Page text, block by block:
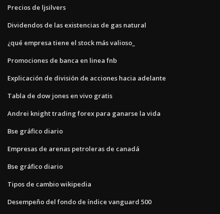
Precios de ljsilvers
Dividendos de las existencias de gas natural
¿qué empresa tiene el stock más valioso_
Promociones de banca en linea fnb
Explicación de división de acciones hacia adelante
Tabla de dow jones en vivo gratis
Andrei knight trading forex para ganarse la vida
Bse gráfico diario
Empresas de arenas petroleras de canadá
Bse gráfico diario
Tipos de cambio wikipedia
Desempeño del fondo de índice vanguard 500